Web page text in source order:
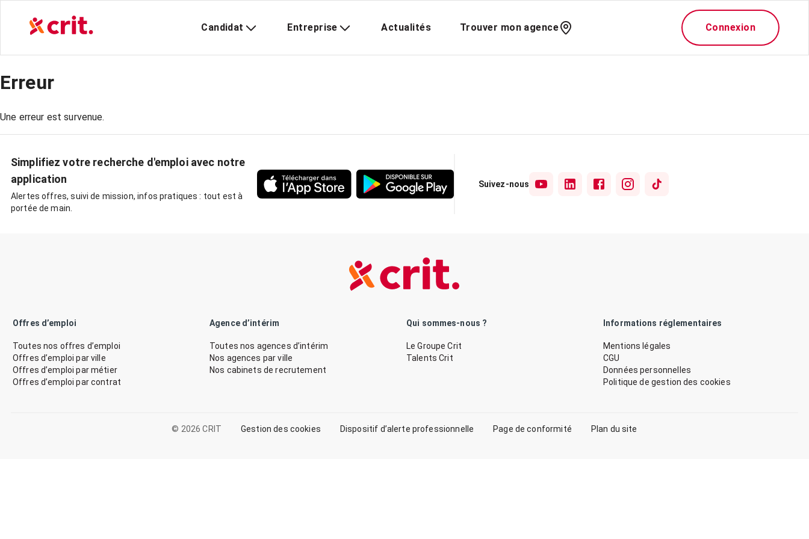
Candidat Entreprise Actualités Trouver mon agence Connexion
Erreur
Une erreur est survenue.
Simplifiez votre recherche d'emploi avec notre
application
Alertes offres, suivi de mission, infos pratiques : tout est à
portée de main.
Suivez-nous
Offres d’emploi
Toutes nos offres d’emploi
Offres d’emploi par ville
Offres d’emploi par métier
Offres d’emploi par contrat
Agence d’intérim
Toutes nos agences d’intérim
Nos agences par ville
Nos cabinets de recrutement
Qui sommes-nous ?
Le Groupe Crit
Talents Crit
Informations réglementaires
Mentions légales
CGU
Données personnelles
Politique de gestion des cookies
© 2026 CRIT Gestion des cookies Dispositif d’alerte professionnelle Page de conformité Plan du site